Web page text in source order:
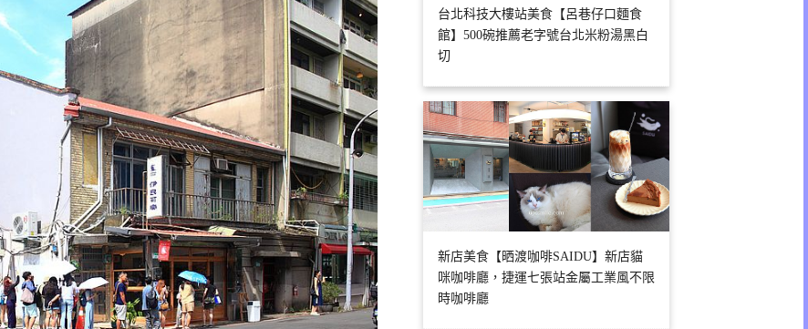
台北科技大樓站美食【呂巷仔口麵食
館】500碗推薦老字號台北米粉湯黑白
切
新店美食【晒渡咖啡SAIDU】新店貓
咪咖啡廳，捷運七張站金屬工業風不限
時咖啡廳